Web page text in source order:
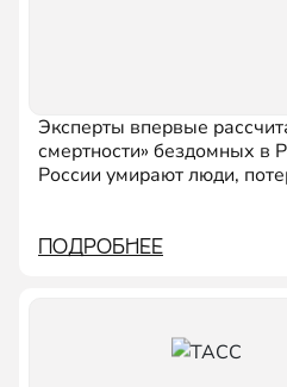
Эксперты впервые
смертности» бездомных в
России умирают люди,
ПОДРОБНЕЕ